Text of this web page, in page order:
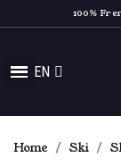
100%
EN
Home Ski